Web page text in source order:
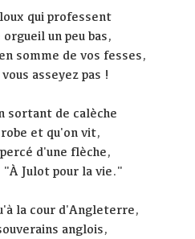
qui professent
un peu bas,
somme de vos fesses,
asseyez pas !
sortant de calèche
et qu'on vit,
d'une flèche,
Julot pour la vie."
la cour d'Angleterre,
anglois,